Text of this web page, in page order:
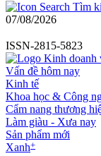
Tìm
07/08/2026
ISSN-2815-5823
Vấn đề hôm nay
Kinh tế
Khoa học & Công
Cẩm nang thương
Làm giàu - Xưa nay
Sản phẩm mới
Xanh+